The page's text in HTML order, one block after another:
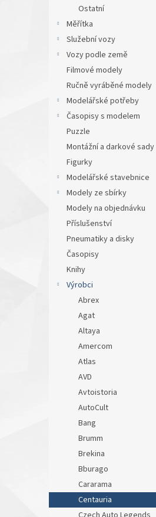
Ostatní
Měřítka
Služební vozy
Vozy podle země
Filmové modely
Ručně vyráběné modely
Modelářské potřeby
Časopisy s modelem
Puzzle
Montážní a darkové sady
Figurky
Modelářské stavebnice
Modely ze sbírky
Modely na objednávku
Příslušenství
Pneumatiky a disky
Časopisy
Knihy
Výrobci
Abrex
Agat
Altaya
Amercom
Atlas
AVD
Avtoistoria
AutoCult
Bang
Brumm
Brekina
Bburago
Cararama
Centauria